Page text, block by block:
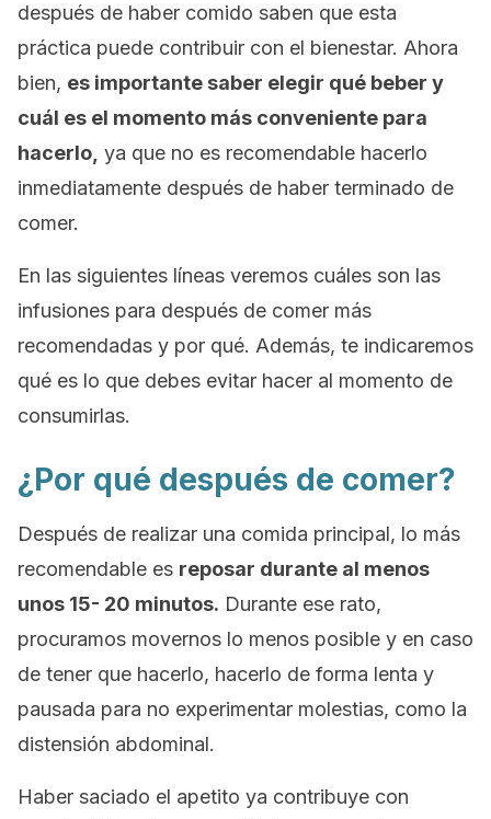
después de haber comido saben que esta
práctica puede contribuir con el bienestar. Ahora
bien, es importante saber elegir qué beber y
cuál es el momento más conveniente para
hacerlo, ya que no es recomendable hacerlo
inmediatamente después de haber terminado de
comer.
En las siguientes líneas veremos cuáles son las
infusiones para después de comer más
recomendadas y por qué. Además, te indicaremos
qué es lo que debes evitar hacer al momento de
consumirlas.
¿Por qué después de comer?
Después de realizar una comida principal, lo más
recomendable es reposar durante al menos
unos 15- 20 minutos. Durante ese rato,
procuramos movernos lo menos posible y en caso
de tener que hacerlo, hacerlo de forma lenta y
pausada para no experimentar molestias, como la
distensión abdominal.
Haber saciado el apetito ya contribuye con